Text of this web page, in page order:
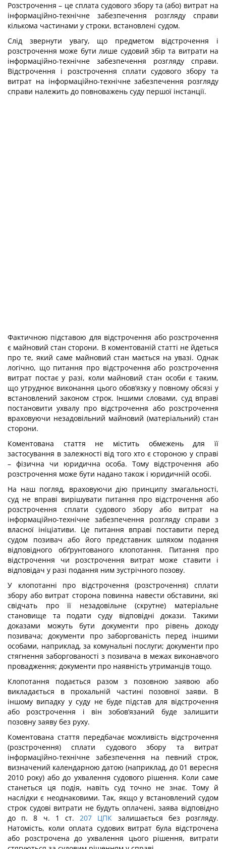
Розстрочення – це сплата судового збору та (або) витрат на
інформаційно-технічне забезпечення розгляду справи
кількома частинами у строки, встановлені судом.
Слід звернути увагу, що предметом відстрочення і
розстрочення може бути лише судовий збір та витрати на
інформаційно-технічне забезпечення розгляду справи.
Відстрочення і розстрочення сплати судового збору та
витрат на інформаційно-технічне забезпечення розгляду
справи належить до повноважень суду першої інстанції.
Фактичною підставою для відстрочення або розстрочення
є майновий стан сторони. В коментованій статті не йдеться
про те, який саме майновий стан мається на увазі. Однак
логічно, що питання про відстрочення або розстрочення
витрат постає у разі, коли майновий стан особи є таким,
що утруднює виконання цього обов’язку у повному обсязі у
встановлений законом строк. Іншими словами, суд вправі
постановити ухвалу про відстрочення або розстрочення
враховуючи незадовільний майновий (матеріальний) стан
сторони.
Коментована стаття не містить обмежень для її
застосування в залежності від того хто є стороною у справі
– фізична чи юридична особа. Тому відстрочення або
розстрочення може бути надано також і юридичній особі.
На наш погляд, враховуючи дію принципу змагальності,
суд не вправі вирішувати питання про відстрочення або
розстрочення сплати судового збору або витрат на
інформаційно-технічне забезпечення розгляду справи з
власної ініціативи. Це питання вправі поставити перед
судом позивач або його представник шляхом подання
відповідного обґрунтованого клопотання. Питання про
відстрочення чи розстрочення витрат може ставити і
відповідач у разі подання ним зустрічного позову.
У клопотанні про відстрочення (розстрочення) сплати
збору або витрат сторона повинна навести обставини, які
свідчать про її незадовільне (скрутне) матеріальне
становище та подати суду відповідні докази. Такими
доказами можуть бути документи про рівень доходу
позивача; документи про заборгованість перед іншими
особами, наприклад, за комунальні послуги; документи про
стягнення заборгованості з позивача в межах виконавчого
провадження; документи про наявність утриманців тощо.
Клопотання подається разом з позовною заявою або
викладається в прохальній частині позовної заяви. В
іншому випадку у суду не буде підстав для відстрочення
або розстрочення і він зобов’язаний буде залишити
позовну заяву без руху.
Коментована стаття передбачає можливість відстрочення
(розстрочення) сплати судового збору та витрат
інформаційно-технічне забезпечення на певний строк,
визначений календарною датою (наприклад, до 01 вересня
2010 року) або до ухвалення судового рішення. Коли саме
станеться ця подія, навіть суд точно не знає. Тому й
наслідки є неоднаковими. Так, якщо у встановлений судом
строк судові витрати не будуть оплачені, заява відповідно
до п. 8 ч. 1 ст. 207 ЦПК залишається без розгляду.
Натомість, коли оплата судових витрат була відстрочена
або розстрочена до ухвалення цього рішення, витрати